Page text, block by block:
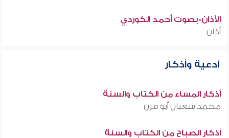
الأذان-بصوت أحمد الكوردي
أذان
أدعية وأذكار
أذكار المساء من الكتاب والسنة
محمد شعبان أبو قرن
أذكار الصباح من الكتاب والسنة